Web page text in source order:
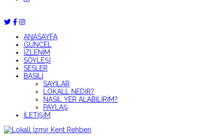
ANASAYFA
GÜNCEL
İZLENİM
SÖYLEŞİ
SESLER
BASILI
SAYILAR
LOKALL NEDİR?
NASIL YER ALABİLİRİM?
PAYLAŞ
İLETİŞİM